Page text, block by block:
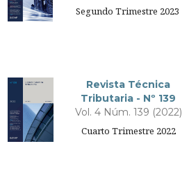
Segundo Trimestre 2023
Revista Técnica
Tributaria - Nº 139
Vol. 4 Núm. 139 (2022)
Cuarto Trimestre 2022